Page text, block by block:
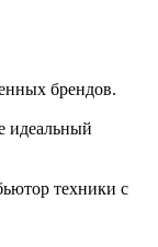
брендов.
идеальный
техники с